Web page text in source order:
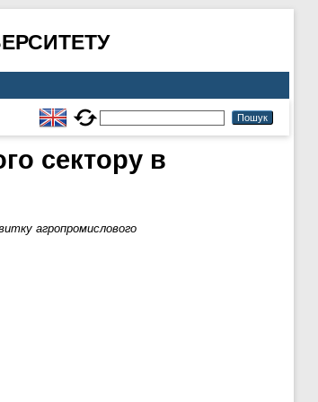
сектору в
агропромислового